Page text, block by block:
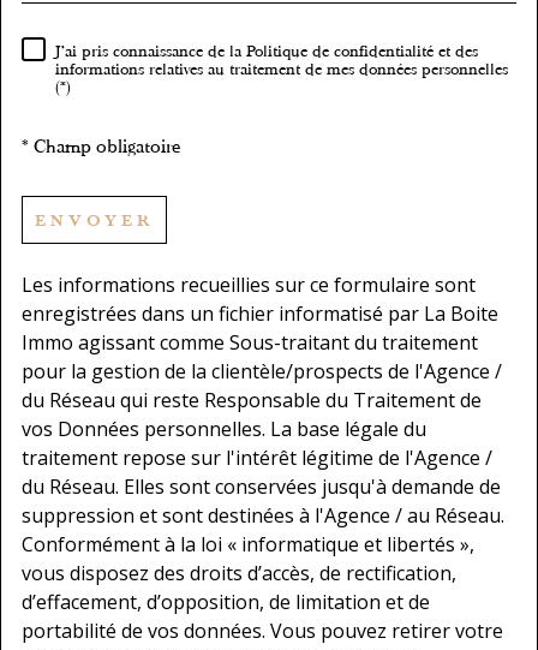
RÈGLEMENTATION
J'ai pris connaissance de la Politique de confidentialité et des
informations relatives au traitement de mes données personnelles
(*)
* Champ obligatoire
ENVOYER
Les informations recueillies sur ce formulaire sont
enregistrées dans un fichier informatisé par La Boite
Immo agissant comme Sous-traitant du traitement
pour la gestion de la clientèle/prospects de l'Agence /
du Réseau qui reste Responsable du Traitement de
vos Données personnelles. La base légale du
traitement repose sur l'intérêt légitime de l'Agence /
du Réseau. Elles sont conservées jusqu'à demande de
suppression et sont destinées à l'Agence / au Réseau.
Conformément à la loi « informatique et libertés »,
vous disposez des droits d’accès, de rectification,
d’effacement, d’opposition, de limitation et de
portabilité de vos données. Vous pouvez retirer votre